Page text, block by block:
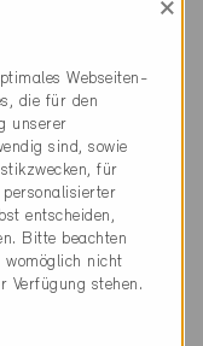
×
Webseiten-
die für den
unserer
sind, sowie
für
entscheiden,
Bitte beachten
nicht
Verfügung stehen.